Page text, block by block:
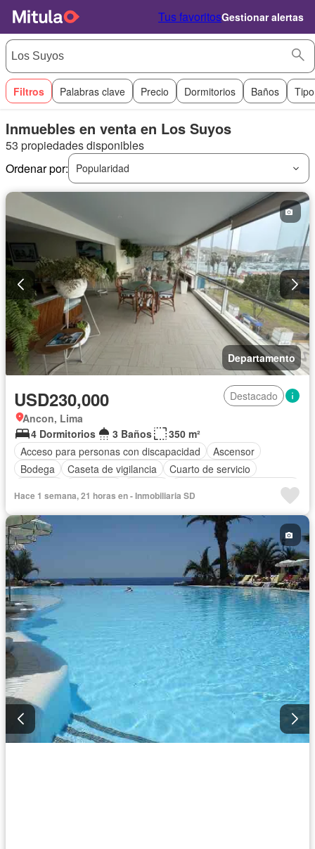
Tus favoritosGestionar alertas
Filtros Palabras clave Precio Dormitorios Baños
Inmuebles en venta en Los Suyos
53 propiedades disponibles
Ordenar por:
Popularidad
Departamento
USD230,000
Destacado
Ancon, Lima
4 Dormitorios
3 Baños
350 m²
Acceso para personas con discapacidad
Ascensor
Bodega
Caseta de vigilancia
Cuarto de servicio
Completamente amoblado
Hace 1 semana, 21 horas en - Inmobiliaria SD